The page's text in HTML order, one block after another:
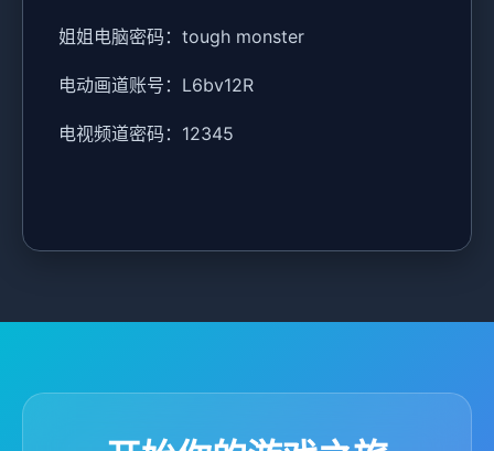
姐姐电脑密码：tough monster
电动画道账号：L6bv12R
电视频道密码：12345